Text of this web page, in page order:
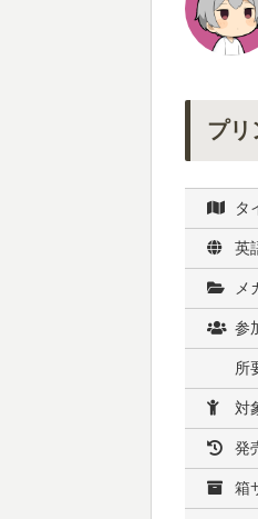
プリ
タ
英
メ
参
所
対
発
箱